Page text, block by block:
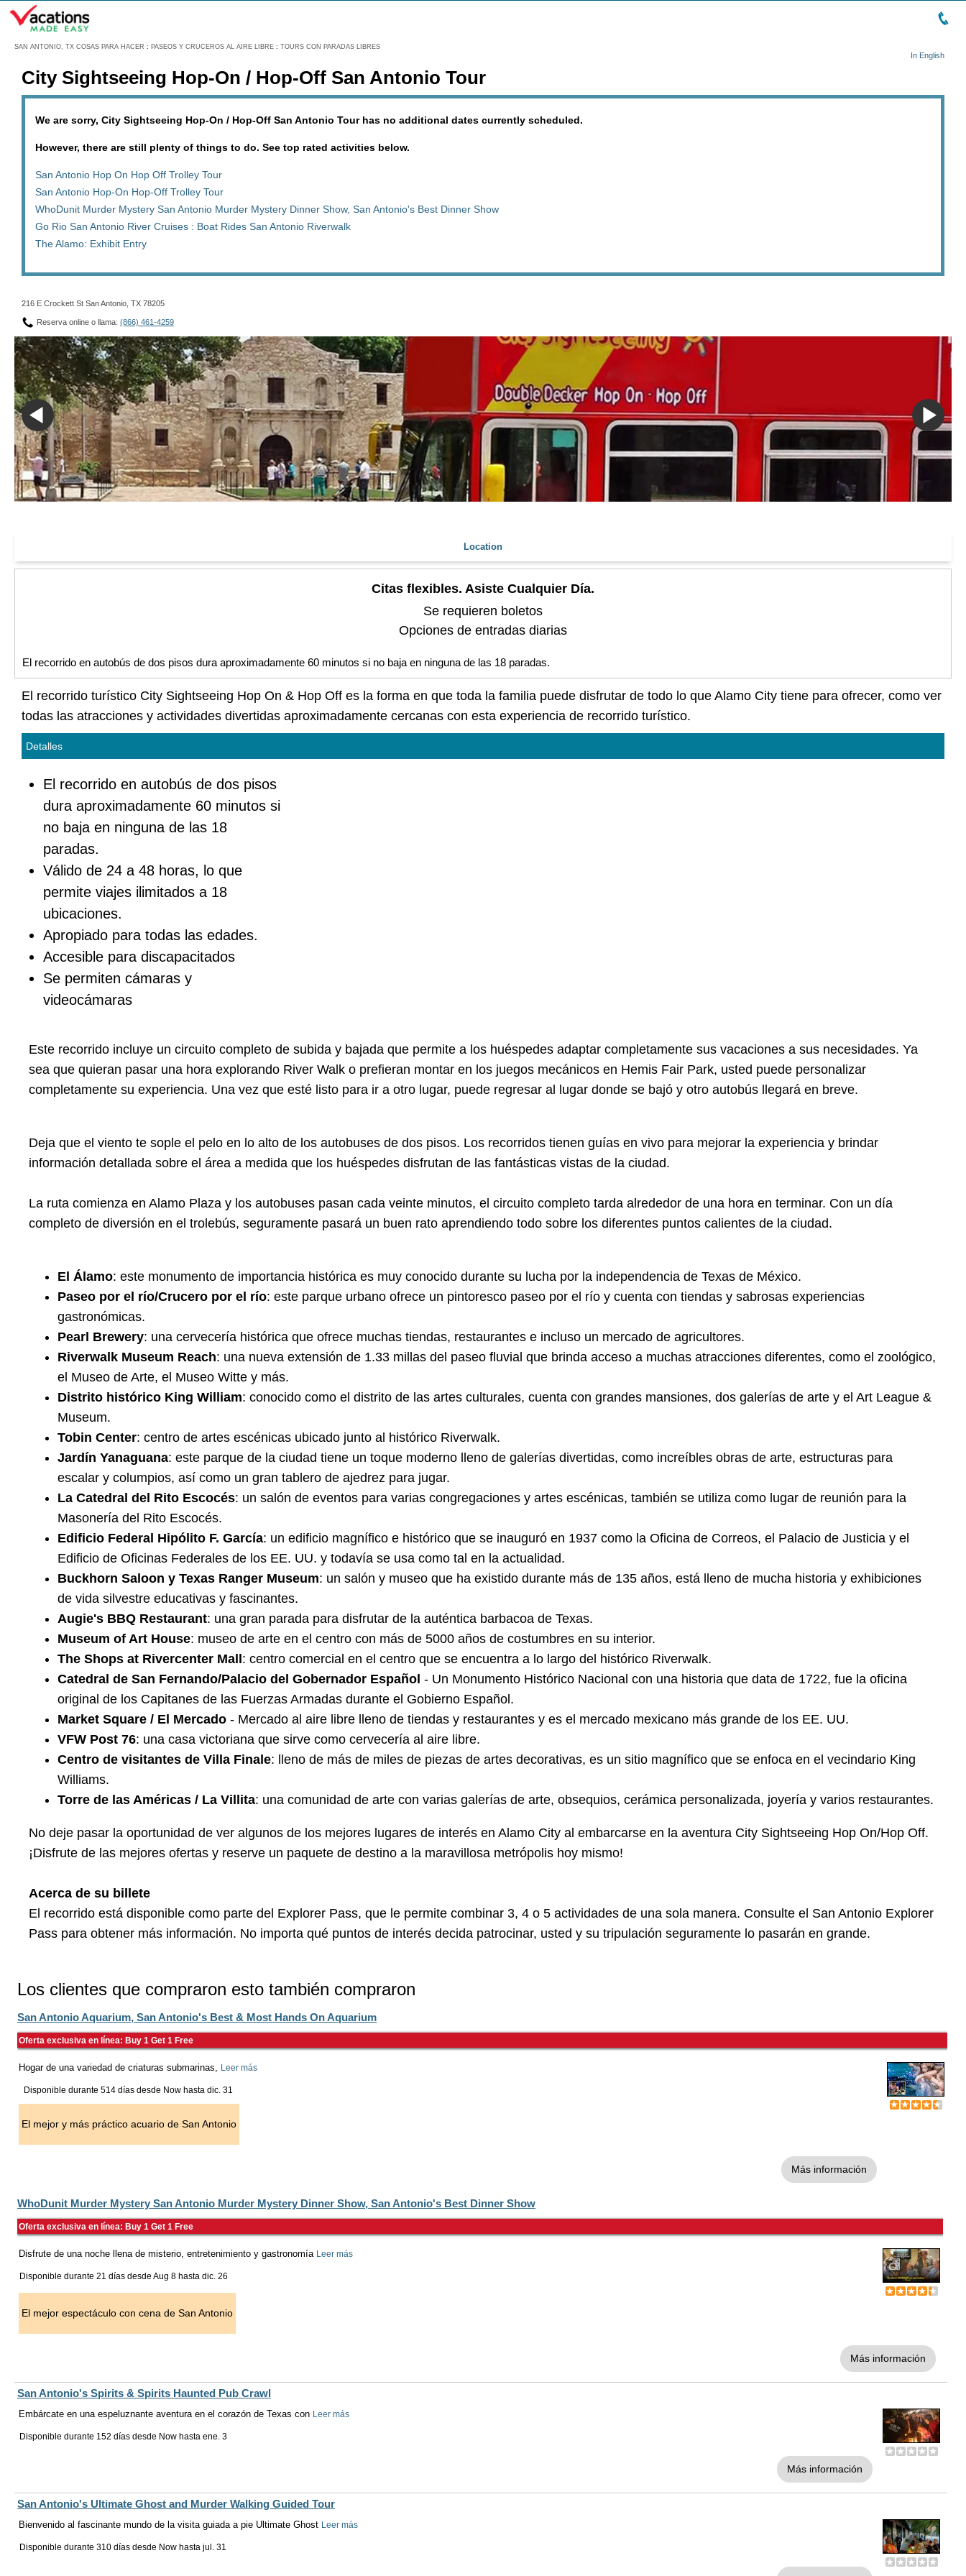
SAN ANTONIO, TX COSAS PARA HACER : PASEOS Y CRUCEROS AL AIRE LIBRE : TOURS CON PARADAS LIBRES
In English
Menú
City Sightseeing Hop-On / Hop-Off San Antonio Tour
We are sorry, City Sightseeing Hop-On / Hop-Off San Antonio Tour has no additional dates currently scheduled.
However, there are still plenty of things to do. See top rated activities below.
San Antonio Hop On Hop Off Trolley Tour
San Antonio Hop-On Hop-Off Trolley Tour
WhoDunit Murder Mystery San Antonio Murder Mystery Dinner Show, San Antonio's Best Dinner Show
Go Rio San Antonio River Cruises : Boat Rides San Antonio Riverwalk
The Alamo: Exhibit Entry
216 E Crockett St San Antonio, TX 78205
Reserva online o llama: (866) 461-4259
Location
Citas flexibles. Asiste Cualquier Día.
Se requieren boletos
Opciones de entradas diarias
El recorrido en autobús de dos pisos dura aproximadamente 60 minutos si no baja en ninguna de las 18 paradas.
El recorrido turístico City Sightseeing Hop On & Hop Off es la forma en que toda la familia puede disfrutar de todo lo que Alamo City tiene para ofrecer, como ver
todas las atracciones y actividades divertidas aproximadamente cercanas con esta experiencia de recorrido turístico.
Detalles
El recorrido en autobús de dos pisos
dura aproximadamente 60 minutos si
no baja en ninguna de las 18
paradas.
Válido de 24 a 48 horas, lo que
permite viajes ilimitados a 18
ubicaciones.
Apropiado para todas las edades.
Accesible para discapacitados
Se permiten cámaras y
videocámaras
Este recorrido incluye un circuito completo de subida y bajada que permite a los huéspedes adaptar completamente sus vacaciones a sus necesidades. Ya
sea que quieran pasar una hora explorando River Walk o prefieran montar en los juegos mecánicos en Hemis Fair Park, usted puede personalizar
completamente su experiencia. Una vez que esté listo para ir a otro lugar, puede regresar al lugar donde se bajó y otro autobús llegará en breve.
Deja que el viento te sople el pelo en lo alto de los autobuses de dos pisos. Los recorridos tienen guías en vivo para mejorar la experiencia y brindar
información detallada sobre el área a medida que los huéspedes disfrutan de las fantásticas vistas de la ciudad.
La ruta comienza en Alamo Plaza y los autobuses pasan cada veinte minutos, el circuito completo tarda alrededor de una hora en terminar. Con un día
completo de diversión en el trolebús, seguramente pasará un buen rato aprendiendo todo sobre los diferentes puntos calientes de la ciudad.
El Álamo: este monumento de importancia histórica es muy conocido durante su lucha por la independencia de Texas de México.
Paseo por el río/Crucero por el río: este parque urbano ofrece un pintoresco paseo por el río y cuenta con tiendas y sabrosas experiencias
gastronómicas.
Pearl Brewery: una cervecería histórica que ofrece muchas tiendas, restaurantes e incluso un mercado de agricultores.
Riverwalk Museum Reach: una nueva extensión de 1.33 millas del paseo fluvial que brinda acceso a muchas atracciones diferentes, como el zoológico,
el Museo de Arte, el Museo Witte y más.
Distrito histórico King William: conocido como el distrito de las artes culturales, cuenta con grandes mansiones, dos galerías de arte y el Art League &
Museum.
Tobin Center: centro de artes escénicas ubicado junto al histórico Riverwalk.
Jardín Yanaguana: este parque de la ciudad tiene un toque moderno lleno de galerías divertidas, como increíbles obras de arte, estructuras para
escalar y columpios, así como un gran tablero de ajedrez para jugar.
La Catedral del Rito Escocés: un salón de eventos para varias congregaciones y artes escénicas, también se utiliza como lugar de reunión para la
Masonería del Rito Escocés.
Edificio Federal Hipólito F. García: un edificio magnífico e histórico que se inauguró en 1937 como la Oficina de Correos, el Palacio de Justicia y el
Edificio de Oficinas Federales de los EE. UU. y todavía se usa como tal en la actualidad.
Buckhorn Saloon y Texas Ranger Museum: un salón y museo que ha existido durante más de 135 años, está lleno de mucha historia y exhibiciones
de vida silvestre educativas y fascinantes.
Augie's BBQ Restaurant: una gran parada para disfrutar de la auténtica barbacoa de Texas.
Museum of Art House: museo de arte en el centro con más de 5000 años de costumbres en su interior.
The Shops at Rivercenter Mall : centro comercial en el centro que se encuentra a lo largo del histórico Riverwalk.
Catedral de San Fernando/Palacio del Gobernador Español - Un Monumento Histórico Nacional con una historia que data de 1722, fue la oficina
original de los Capitanes de las Fuerzas Armadas durante el Gobierno Español.
Market Square / El Mercado - Mercado al aire libre lleno de tiendas y restaurantes y es el mercado mexicano más grande de los EE. UU.
VFW Post 76: una casa victoriana que sirve como cervecería al aire libre.
Centro de visitantes de Villa Finale: lleno de más de miles de piezas de artes decorativas, es un sitio magnífico que se enfoca en el vecindario King
Williams.
Torre de las Américas / La Villita: una comunidad de arte con varias galerías de arte, obsequios, cerámica personalizada, joyería y varios restaurantes.
No deje pasar la oportunidad de ver algunos de los mejores lugares de interés en Alamo City al embarcarse en la aventura City Sightseeing Hop On/Hop Off.
¡Disfrute de las mejores ofertas y reserve un paquete de destino a la maravillosa metrópolis hoy mismo!
Acerca de su billete
El recorrido está disponible como parte del Explorer Pass, que le permite combinar 3, 4 o 5 actividades de una sola manera. Consulte el San Antonio Explorer
Pass para obtener más información. No importa qué puntos de interés decida patrocinar, usted y su tripulación seguramente lo pasarán en grande.
Los clientes que compraron esto también compraron
San Antonio Aquarium, San Antonio's Best & Most Hands On Aquarium
Oferta exclusiva en línea: Buy 1 Get 1 Free
Hogar de una variedad de criaturas submarinas, Leer más
Disponible durante 514 días desde Now hasta dic. 31
El mejor y más práctico acuario de San Antonio
Más información
WhoDunit Murder Mystery San Antonio Murder Mystery Dinner Show, San Antonio's Best Dinner Show
Oferta exclusiva en línea: Buy 1 Get 1 Free
Disfrute de una noche llena de misterio, entretenimiento y gastronomía Leer más
Disponible durante 21 días desde Aug 8 hasta dic. 26
El mejor espectáculo con cena de San Antonio
Más información
San Antonio's Spirits & Spirits Haunted Pub Crawl
Embárcate en una espeluznante aventura en el corazón de Texas con Leer más
Disponible durante 152 días desde Now hasta ene. 3
Más información
San Antonio's Ultimate Ghost and Murder Walking Guided Tour
Bienvenido al fascinante mundo de la visita guiada a pie Ultimate Ghost Leer más
Disponible durante 310 días desde Now hasta jul. 31